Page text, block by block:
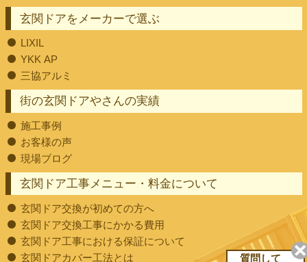
街の玄関ドアやさんの実績
施工事例
お客様の声
現場ブログ
玄関ドア工事メニュー・料金について
玄関ドア交換が初めての方へ
玄関ドア交換工事にかかる費用
玄関ドア工事における保証について
玄関ドアカバー工法とは
玄関ドアをメーカーで選ぶ
LIXIL
YKK AP
三協アルミ
質問して